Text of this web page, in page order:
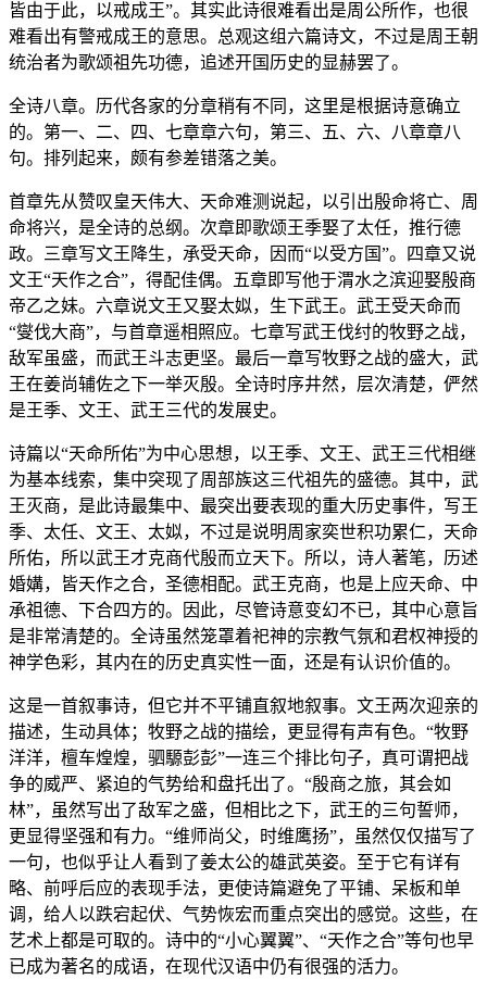
皆由于此，以戒成王”。其实此诗很难看出是周公所作，也很
难看出有警戒成王的意思。总观这组六篇诗文，不过是周王朝
统治者为歌颂祖先功德，追述开国历史的显赫罢了。
全诗八章。历代各家的分章稍有不同，这里是根据诗意确立
的。第一、二、四、七章章六句，第三、五、六、八章章八
句。排列起来，颇有参差错落之美。
首章先从赞叹皇天伟大、天命难测说起，以引出殷命将亡、周
命将兴，是全诗的总纲。次章即歌颂王季娶了太任，推行德
政。三章写文王降生，承受天命，因而“以受方国”。四章又说
文王“天作之合”，得配佳偶。五章即写他于渭水之滨迎娶殷商
帝乙之妹。六章说文王又娶太姒，生下武王。武王受天命而
“燮伐大商”，与首章遥相照应。七章写武王伐纣的牧野之战，
敌军虽盛，而武王斗志更坚。最后一章写牧野之战的盛大，武
王在姜尚辅佐之下一举灭殷。全诗时序井然，层次清楚，俨然
是王季、文王、武王三代的发展史。
诗篇以“天命所佑”为中心思想，以王季、文王、武王三代相继
为基本线索，集中突现了周部族这三代祖先的盛德。其中，武
王灭商，是此诗最集中、最突出要表现的重大历史事件，写王
季、太任、文王、太姒，不过是说明周家奕世积功累仁，天命
所佑，所以武王才克商代殷而立天下。所以，诗人著笔，历述
婚媾，皆天作之合，圣德相配。武王克商，也是上应天命、中
承祖德、下合四方的。因此，尽管诗意变幻不已，其中心意旨
是非常清楚的。全诗虽然笼罩着祀神的宗教气氛和君权神授的
神学色彩，其内在的历史真实性一面，还是有认识价值的。
这是一首叙事诗，但它并不平铺直叙地叙事。文王两次迎亲的
描述，生动具体；牧野之战的描绘，更显得有声有色。“牧野
洋洋，檀车煌煌，驷騵彭彭”一连三个排比句子，真可谓把战
争的威严、紧迫的气势给和盘托出了。“殷商之旅，其会如
林”，虽然写出了敌军之盛，但相比之下，武王的三句誓师，
更显得坚强和有力。“维师尚父，时维鹰扬”，虽然仅仅描写了
一句，也似乎让人看到了姜太公的雄武英姿。至于它有详有
略、前呼后应的表现手法，更使诗篇避免了平铺、呆板和单
调，给人以跌宕起伏、气势恢宏而重点突出的感觉。这些，在
艺术上都是可取的。诗中的“小心翼翼”、“天作之合”等句也早
已成为著名的成语，在现代汉语中仍有很强的活力。